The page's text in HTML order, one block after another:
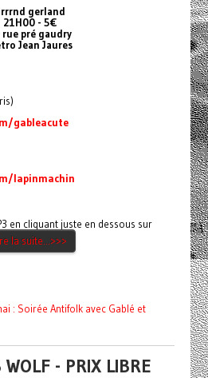
gerland
21H00 - 5€
rue pré gaudry
Jean Jaures
gableacute
lapinmachin
en cliquant juste en dessous sur
la suite...>>>
: Soirée Antifolk avec Gablé et
- PRIX LIBRE